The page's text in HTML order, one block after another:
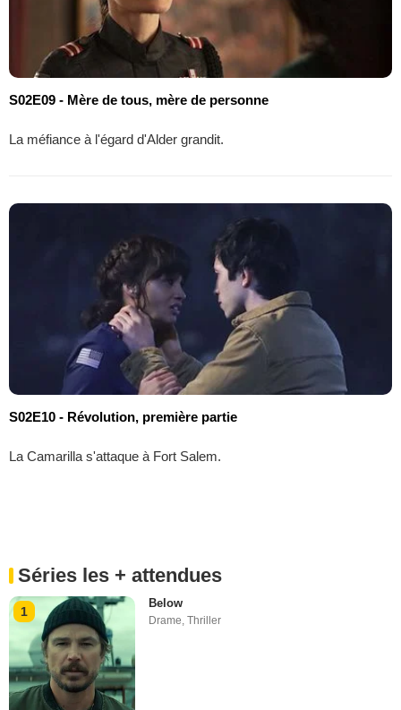
S02E09 - Mère de tous, mère de personne
La méfiance à l'égard d'Alder grandit.
S02E10 - Révolution, première partie
La Camarilla s'attaque à Fort Salem.
Séries les + attendues
1
Below
Drame,Thriller